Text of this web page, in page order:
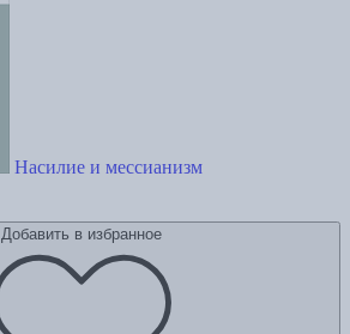
Насилие и мессианизм
Добавить в избранное